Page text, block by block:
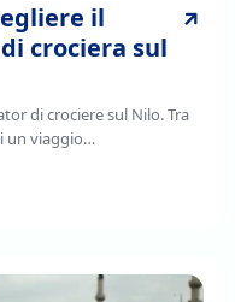
il
crociera sul
di crociere sul Nilo. Tra
un viaggio